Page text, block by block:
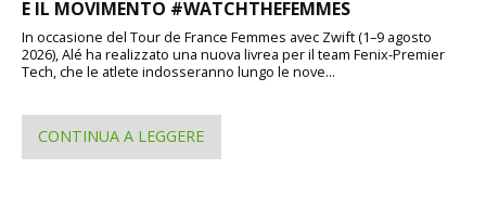
E IL MOVIMENTO #WATCHTHEFEMMES
In occasione del Tour de France Femmes avec Zwift (1–9 agosto
2026), Alé ha realizzato una nuova livrea per il team Fenix-Premier
Tech, che le atlete indosseranno lungo le nove...
CONTINUA A LEGGERE